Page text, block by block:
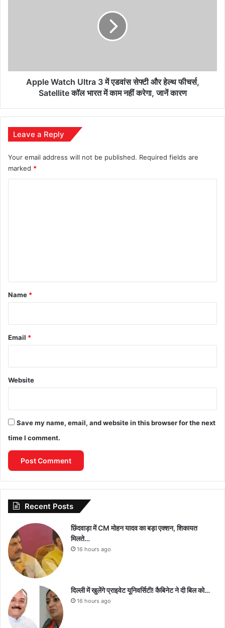
हेल्थ
भारत
काम
नहीं
करेगा,
Apple Watch Ultra 3 में एडवांस सेफ्टी और हेल्थ फीचर्स,
Satellite कॉल भारत में काम नहीं करेगा, जानें कारण
Leave a Reply
Your email address will not be published. Required fields are
marked *
*
Name *
Email *
Website
Save my name, email, and website in this browser for the next
time I comment.
Recent Posts
छिंदवाड़ा में CM मोहन यादव का बड़ा एक्शन, शिकायत
मिलते…
16 hours ago
दिल्ली में खुलेंगे प्राइवेट यूनिवर्सिटी! कैबिनेट ने दी बिल को…
16 hours ago